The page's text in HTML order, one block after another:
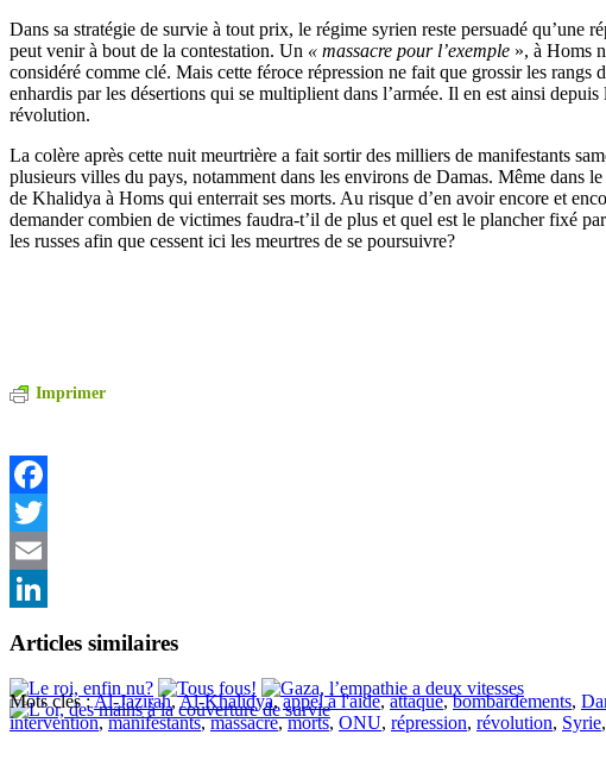
Dans sa stratégie de survie à tout prix, le régime syrien reste persuadé qu’une
peut venir à bout de la contestation. Un « massacre pour l’exemple », à Homs
considéré comme clé. Mais cette féroce répression ne fait que grossir les rangs
enhardis par les désertions qui se multiplient dans l’armée. Il en est ainsi depuis
révolution.
La colère après cette nuit meurtrière a fait sortir des milliers de manifestants
plusieurs villes du pays, notamment dans les environs de Damas. Même dans
de Khalidya à Homs qui enterrait ses morts. Au risque d’en avoir encore et
demander combien de victimes faudra-t’il de plus et quel est le plancher fixé
les russes afin que cessent ici les meurtres de se poursuivre?
Imprimer
Facebook
Twitter
Email
Articles similaires
Mots clés :Al-Jazirah,Al-Khalidya,appel à l'aide,attaque,bombardements,
intervention,manifestants,massacre,morts, ONU, répression, révolution, Syrie,